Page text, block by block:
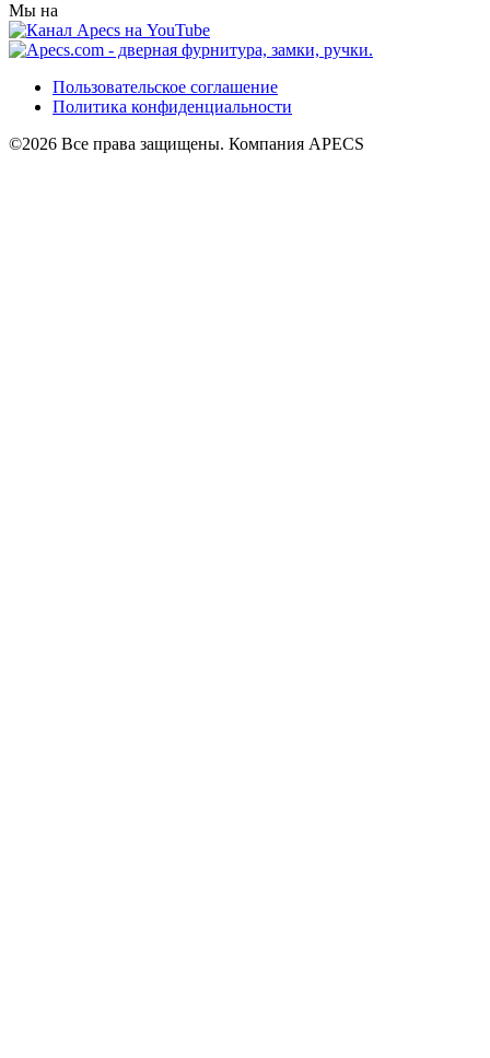
Мы на
Пользовательское соглашение
Политика конфиденциальности
©2026 Все права защищены. Компания APECS